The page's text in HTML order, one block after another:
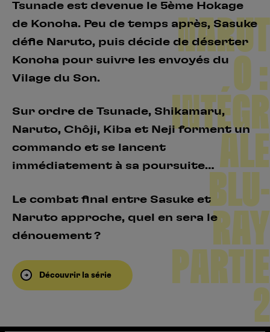
Tsunade est devenue le 5ème Hokage
de Konoha. Peu de temps après, Sasuke
défie Naruto, puis décide de déserter
Konoha pour suivre les envoyés du
Vilage du Son.
Sur ordre de Tsunade, Shikamaru,
Naruto, Chôji, Kiba et Neji forment un
commando et se lancent
immédiatement à sa poursuite…
Le combat final entre Sasuke et
Naruto approche, quel en sera le
dénouement ?
Découvrir la série
NARUT
O :
INTÉGR
ALE
BLU-
RAY
PARTIE
2